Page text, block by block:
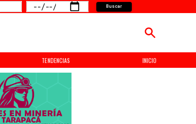
TENDENCIAS INICIO
Buscar